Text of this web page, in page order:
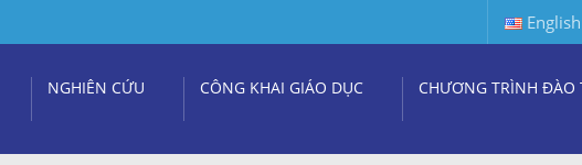
English
NGHIÊN CỨU CÔNG KHAI GIÁO DỤC CHƯƠNG TRÌNH ĐÀO